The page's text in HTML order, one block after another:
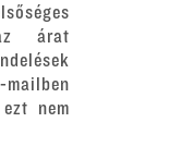
árat
nem